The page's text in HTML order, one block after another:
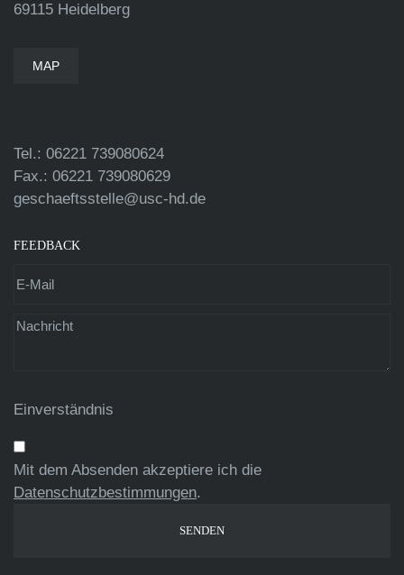
69115 Heidelberg
MAP
Tel.: 06221 739080624
Fax.: 06221 739080629
geschaeftsstelle@usc-hd.de
FEEDBACK
Einverständnis
Mit dem Absenden akzeptiere ich die
Datenschutzbestimmungen.